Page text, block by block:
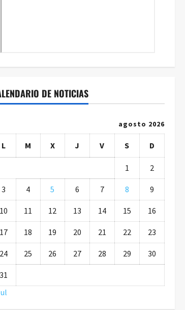
DE NOTICIAS
agosto 2026
L M X J V S D
1 2
3 4 5 6 7 8 9
10 11 12 13 14 15 16
17 18 19 20 21 22 23
24 25 26 27 28 29 30
31